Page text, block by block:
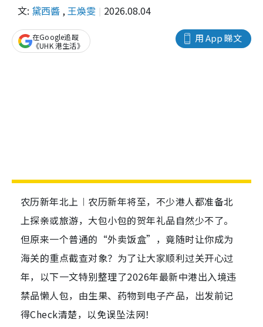
文: 黛西醬 ,王煥雯 2026.08.04
用 App 睇文
在Google追蹤
《UHK 港生活》
农历新年北上︱农历新年将至，不少港人都准备北
上探亲或旅游，大包小包的贺年礼品自然少不了。
但原来一个普通的“外卖饭盒”，竟随时让你成为
海关的重点截查对象？为了让大家顺利过关开心过
年，以下一文特别整理了2026年最新中港出入境违
禁品懒人包，由生果、药物到电子产品，出发前记
得Check清楚，以免误坠法网！